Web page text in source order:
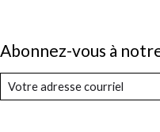
Abonnez-vous à